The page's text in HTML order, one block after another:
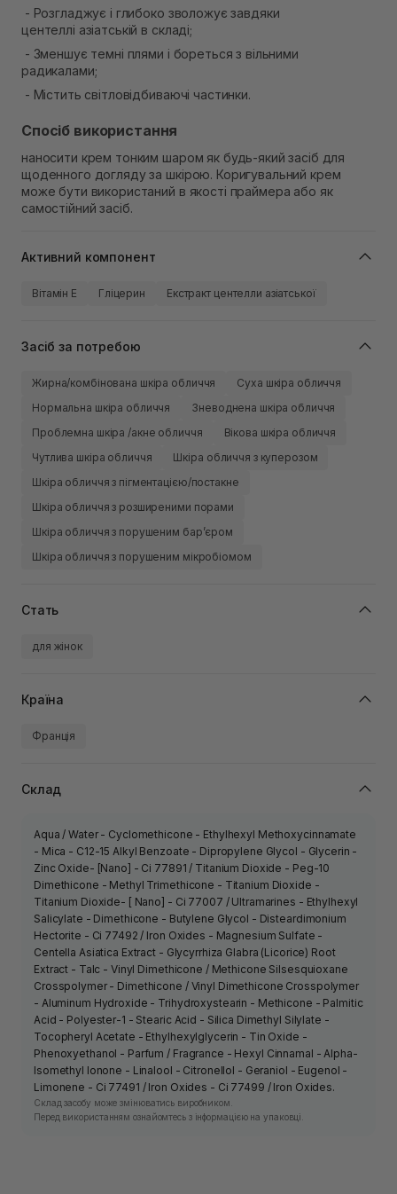
- Розгладжує і глибоко зволожує завдяки
центеллі азіатській в складі;
- Зменшує темні плями і бореться з вільними
радикалами;
- Містить світловідбиваючі частинки.
Спосіб використання
наносити крем тонким шаром як будь-який засіб для
щоденного догляду за шкірою. Коригувальний крем
може бути використаний в якості праймера або як
самостійний засіб.
Активний компонент
Вітамін Е Гліцерин Екстракт центелли азіатської
Засіб за потребою
Жирна/комбінована шкіра обличчя
Суха шкіра обличчя
Нормальна шкіра обличчя
Зневоднена шкіра обличчя
Проблемна шкіра /акне обличчя
Вікова шкіра обличчя
Чутлива шкіра обличчя
Шкіра обличчя з куперозом
Шкіра обличчя з пігментацією/постакне
Шкіра обличчя з розширеними порами
Шкіра обличчя з порушеним барʼєром
Шкіра обличчя з порушеним мікробіомом
Стать
для жінок
Країна
Франція
Склад
Aqua / Water - Cyclomethicone - Ethylhexyl Methoxycinnamate
- Mica - C12-15 Alkyl Benzoate - Dipropylene Glycol - Glycerin -
Zinc Oxide- [Nano] - Ci 77891 / Titanium Dioxide - Peg-10
Dimethicone - Methyl Trimethicone - Titanium Dioxide -
Titanium Dioxide- [ Nano] - Ci 77007 / Ultramarines - Ethylhexyl
Salicylate - Dimethicone - Butylene Glycol - Disteardimonium
Hectorite - Ci 77492 / Iron Oxides - Magnesium Sulfate -
Centella Asiatica Extract - Glycyrrhiza Glabra (Licorice) Root
Extract - Talc - Vinyl Dimethicone / Methicone Silsesquioxane
Crosspolymer - Dimethicone / Vinyl Dimethicone Crosspolymer
- Aluminum Hydroxide - Trihydroxystearin - Methicone - Palmitic
Acid - Polyester-1 - Stearic Acid - Silica Dimethyl Silylate -
Tocopheryl Acetate - Ethylhexylglycerin - Tin Oxide -
Phenoxyethanol - Parfum / Fragrance - Hexyl Cinnamal - Alpha-
Isomethyl Ionone - Linalool - Citronellol - Geraniol - Eugenol -
Limonene - Ci 77491 / Iron Oxides - Ci 77499 / Iron Oxides.
Склад засобу може змінюватись виробником.
Перед використанням ознайомтесь з інформацією на упаковці.